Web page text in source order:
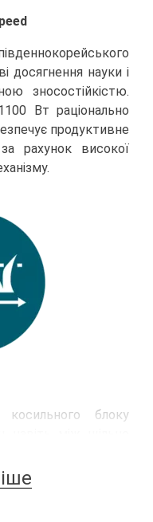
досягнення науки і
зносостійкістю.
Вт раціонально
продуктивне
рахунок високої
блоку
кромками вздовж
заїжджає під